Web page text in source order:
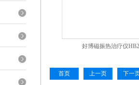
好博磁振热治疗仪
首页 上一页 下一